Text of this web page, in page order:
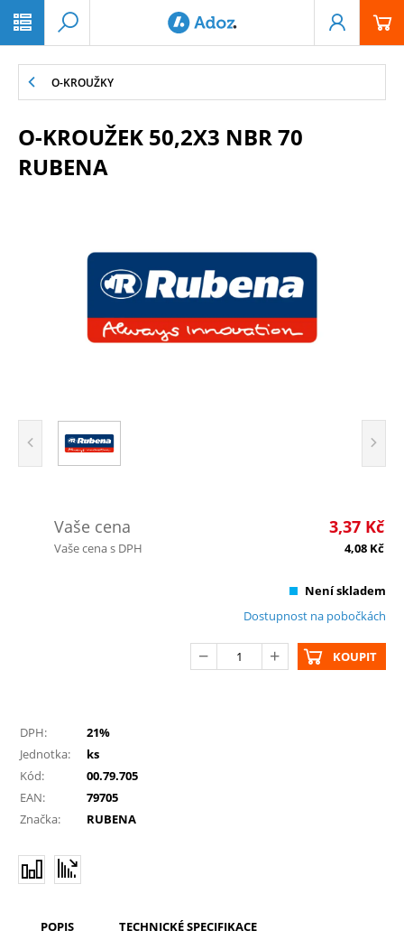
O-KROUŽKY
O-KROUŽEK 50,2X3 NBR 70
RUBENA
Vaše cena 3,37 Kč
Vaše cena s DPH 4,08 Kč
Není skladem
Dostupnost na pobočkách
KOUPIT
DPH:
21%
Jednotka:
ks
Kód:
00.79.705
EAN:
79705
Značka:
RUBENA
POPIS TECHNICKÉ SPECIFIKACE